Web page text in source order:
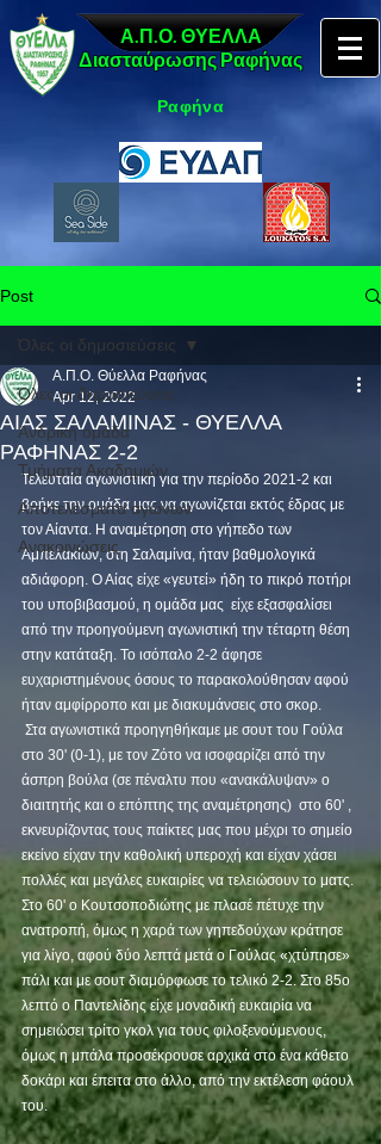
Α.Π.Ο. ΘΥΕΛΛΑ
Διασταύρωσης Ραφήνας
Ραφήνα
Post
Όλες οι δημοσιεύσεις
Ανδρική ομάδα
Τμήματα Ακαδημιών
Αποτελέσματα αγώνων
Ανακοινώσεις
Όλες οι δημοσιεύσεις
ΑΙΑΣ ΣΑΛΑΜΙΝΑΣ - ΘΥΕΛΛΑ
ΡΑΦΗΝΑΣ 2-2
Α.Π.Ο. Θύελλα Ραφήνας
Apr 12, 2022
Τελευταία αγωνιστική για την περίοδο 2021-2 και
βρήκε την ομάδα μας να αγωνίζεται εκτός έδρας με
τον Αίαντα. Η αναμέτρηση στο γήπεδο των
Αμπελακίων, στη Σαλαμίνα, ήταν βαθμολογικά
αδιάφορη. Ο Αίας είχε «γευτεί» ήδη το πικρό ποτήρι
του υποβιβασμού, η ομάδα μας  είχε εξασφαλίσει
από την προηγούμενη αγωνιστική την τέταρτη θέση
στην κατάταξη. Το ισόπαλο 2-2 άφησε
ευχαριστημένους όσους το παρακολούθησαν αφού
ήταν αμφίρροπο και με διακυμάνσεις στο σκορ.
στο 30' (0-1), με τον Ζότο να ισοφαρίζει από την
άσπρη βούλα (σε πέναλτυ που «ανακάλυψαν» ο
διαιτητής και ο επόπτης της αναμέτρησης)  στο 60' ,
εκνευρίζοντας τους παίκτες μας που μέχρι το σημείο
εκείνο είχαν την καθολική υπεροχή και είχαν χάσει
πολλές και μεγάλες ευκαιρίες να τελειώσουν το ματς.
Στο 60' ο Κουτσοποδιώτης με πλασέ πέτυχε την
ανατροπή, όμως η χαρά των γηπεδούχων κράτησε
για λίγο, αφού δύο λεπτά μετά ο Γούλας «χτύπησε»
πάλι και με σουτ διαμόρφωσε το τελικό 2-2. Στο 85ο
λεπτό ο Παντελίδης είχε μοναδική ευκαιρία να
σημειώσει τρίτο γκολ για τους φιλοξενούμενους,
όμως η μπάλα προσέκρουσε αρχικά στο ένα κάθετο
δοκάρι και έπειτα στο άλλο, από την εκτέλεση φάουλ
του.